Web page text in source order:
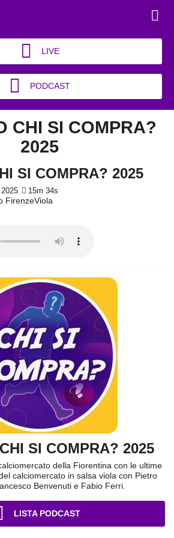
LIVE
PODCAST
CHI SI COMPRA?
2025
SI COMPRA? 2025
15m 34s
FirenzeViola
SI COMPRA? 2025
della Fiorentina con le ultime
calciomercato in salsa viola con Pietro
Benvenuti e Fabio Ferri.
LISTA PODCAST